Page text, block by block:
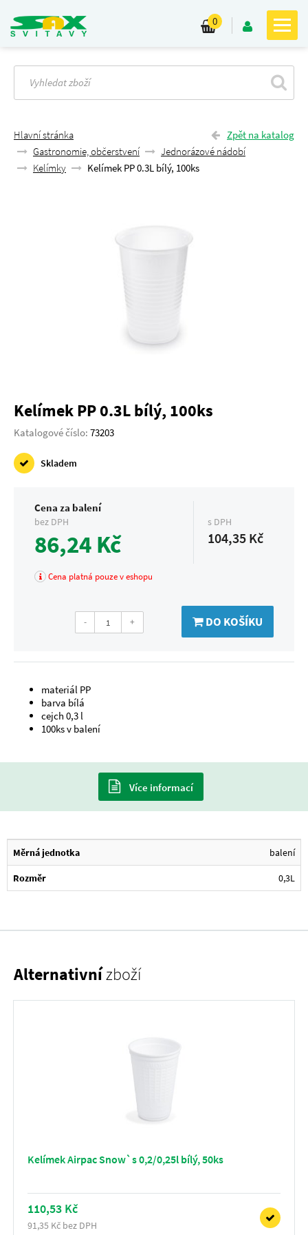
0
Zpět na katalog
Hlavní stránka
Gastronomie, občerstvení
Jednorázové nádobí
Kelímky
Kelímek PP 0.3L bílý, 100ks
Kelímek PP 0.3L bílý, 100ks
Katalogové číslo: 73203
Skladem
Cena za balení
bez DPH
86,24 Kč
s DPH
104,35 Kč
Cena platná pouze v eshopu
- + DO KOŠÍKU
materiál PP
barva bílá
cejch 0,3 l
100ks v balení
Více informací
Měrná jednotka balení
Rozměr 0,3L
Alternativnízboží
Kelímek Airpac Snow`s 0,2/0,25l bílý, 50ks
110,53 Kč
91,35 Kč bez DPH